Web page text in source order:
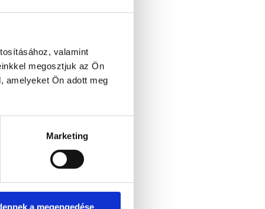
valamint
megosztjuk az Ön
amelyeket Ön adott meg
Marketing
a megengedése